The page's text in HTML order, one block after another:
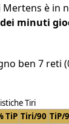
è in
minuti
ben 7
Tiri
TiP Tiri/90 TiP/